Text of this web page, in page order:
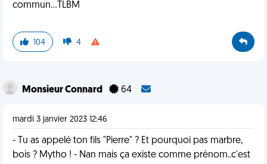
commun...TLBM
104 4
Monsieur Connard 64
mardi 3 janvier 2023 12:46
- Tu as appelé ton fils "Pierre" ? Et pourquoi pas marbre,
bois ? Mytho ! - Nan mais ça existe comme prénom..c'est